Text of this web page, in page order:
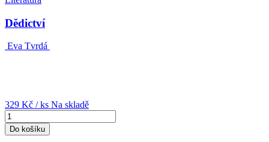
Dědictví
Eva Tvrdá
329 Kč / ks Na skladě
Do košíku